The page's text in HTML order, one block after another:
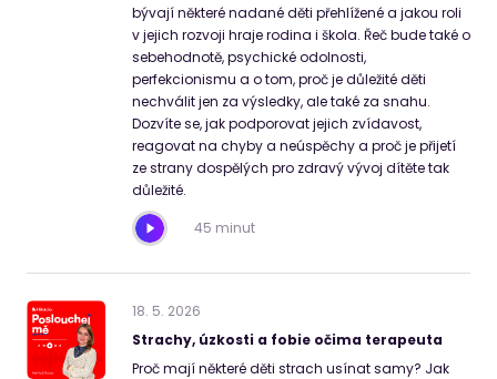
bývají některé nadané děti přehlížené a jakou roli
v jejich rozvoji hraje rodina i škola. Řeč bude také o
sebehodnotě, psychické odolnosti,
perfekcionismu a o tom, proč je důležité děti
nechválit jen za výsledky, ale také za snahu.
Dozvíte se, jak podporovat jejich zvídavost,
reagovat na chyby a neúspěchy a proč je přijetí
ze strany dospělých pro zdravý vývoj dítěte tak
důležité.
45 minut
18. 5. 2026
Strachy, úzkosti a fobie očima terapeuta
Proč mají některé děti strach usínat samy? Jak